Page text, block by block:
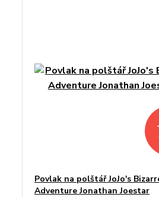
Povlak na polštář JoJo's
Adventure Jonathan Joestar